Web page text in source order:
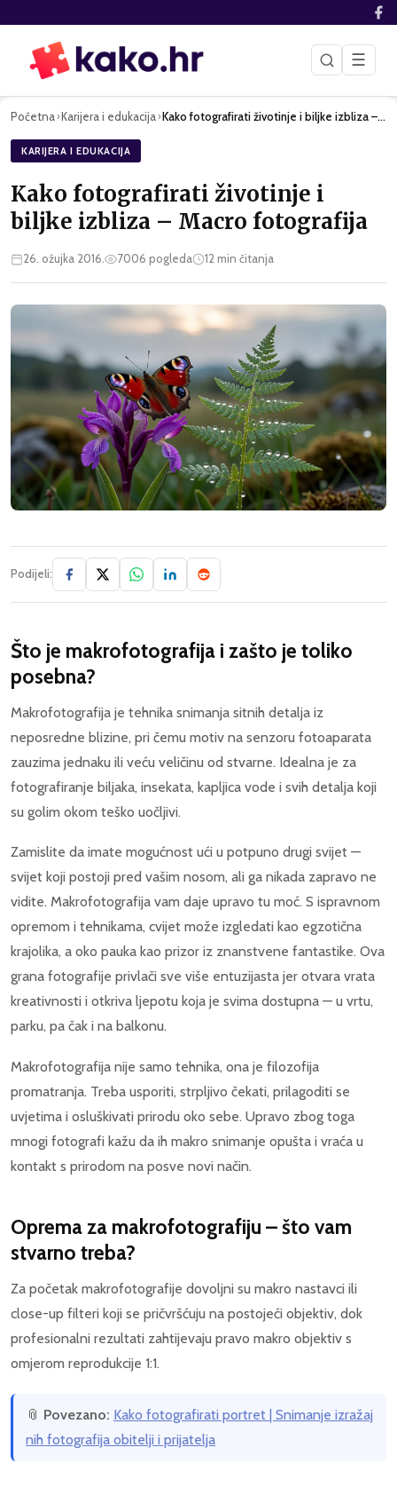
☰
Početna›Karijera i edukacija› Kako fotografirati životinje i biljke izbliza – Macro fotogr…
KARIJERA I EDUKACIJA
Kako fotografirati životinje i
biljke izbliza – Macro fotografija
26. ožujka 2016. 7006 pogleda 12min čitanja
Podijeli:
Što je makrofotografija i zašto je toliko
posebna?
Makrofotografija je tehnika snimanja sitnih detalja iz
neposredne blizine, pri čemu motiv na senzoru fotoaparata
zauzima jednaku ili veću veličinu od stvarne. Idealna je za
fotografiranje biljaka, insekata, kapljica vode i svih detalja koji
su golim okom teško uočljivi.
Zamislite da imate mogućnost ući u potpuno drugi svijet —
svijet koji postoji pred vašim nosom, ali ga nikada zapravo ne
vidite. Makrofotografija vam daje upravo tu moć. S ispravnom
opremom i tehnikama, cvijet može izgledati kao egzotična
krajolika, a oko pauka kao prizor iz znanstvene fantastike. Ova
grana fotografije privlači sve više entuzijasta jer otvara vrata
kreativnosti i otkriva ljepotu koja je svima dostupna — u vrtu,
parku, pa čak i na balkonu.
Makrofotografija nije samo tehnika, ona je filozofija
promatranja. Treba usporiti, strpljivo čekati, prilagoditi se
uvjetima i osluškivati prirodu oko sebe. Upravo zbog toga
mnogi fotografi kažu da ih makro snimanje opušta i vraća u
kontakt s prirodom na posve novi način.
Oprema za makrofotografiju – što vam
stvarno treba?
Za početak makrofotografije dovoljni su makro nastavci ili
close-up filteri koji se pričvršćuju na postojeći objektiv, dok
profesionalni rezultati zahtijevaju pravo makro objektiv s
omjerom reprodukcije 1:1.
📎 Povezano: Kako fotografirati portret | Snimanje izražaj
nih fotografija obitelji i prijatelja